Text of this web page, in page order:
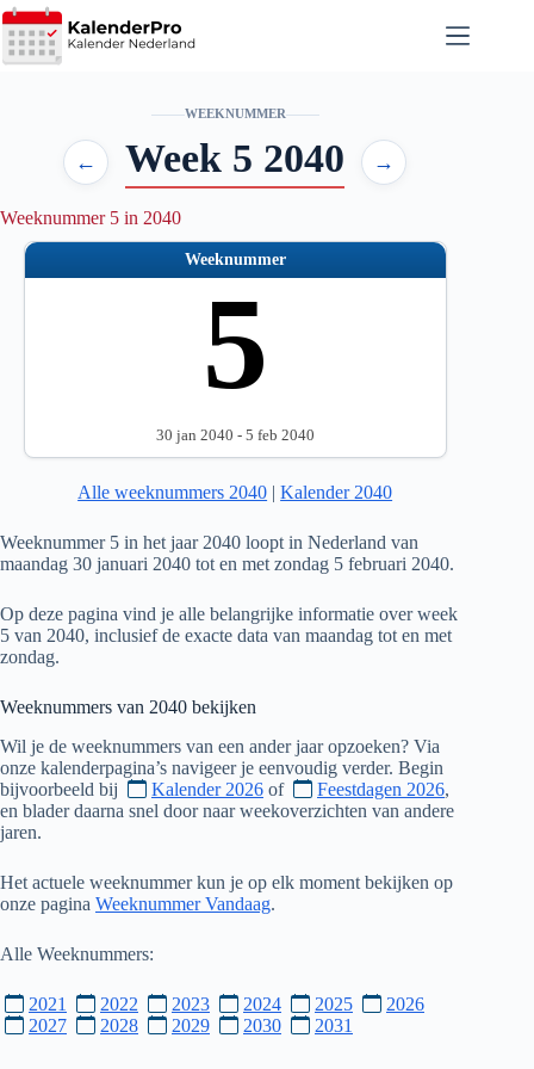
Ga
naar
de
WEEKNUMMER
← Week 5 2040 →
Weeknummer 5 in 2040
Weeknummer
5
30 jan 2040 - 5 feb 2040
Alle weeknummers 2040 |Kalender 2040
Weeknummer 5 in het jaar 2040 loopt in Nederland van
maandag 30 januari 2040 tot en met zondag 5 februari 2040.
Op deze pagina vind je alle belangrijke informatie over week
5 van 2040, inclusief de exacte data van maandag tot en met
zondag.
Weeknummers van 2040 bekijken
Wil je de weeknummers van een ander jaar opzoeken? Via
onze kalenderpagina’s navigeer je eenvoudig verder. Begin
bijvoorbeeld bij
Kalender 2026 of Feestdagen 2026,
en blader daarna snel door naar weekoverzichten van andere
jaren.
Het actuele weeknummer kun je op elk moment bekijken op
onze pagina Weeknummer Vandaag.
Alle Weeknummers:
2021 2022 2023 2024 2025
2026
2027
2028 2029 2030 2031